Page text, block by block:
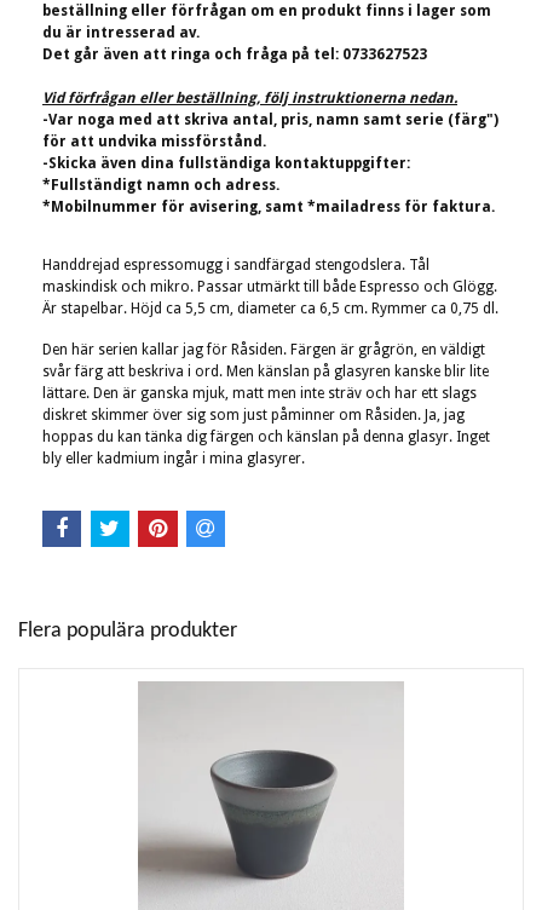
beställning eller förfrågan om en produkt finns i lager som
du är intresserad av.
Det går även att ringa och fråga på tel: 0733627523
Vid förfrågan eller beställning, följ instruktionerna nedan.
-Var noga med att skriva antal, pris, namn samt serie (färg")
för att undvika missförstånd.
-Skicka även dina fullständiga kontaktuppgifter:
*Fullständigt namn och adress.
*Mobilnummer för avisering, samt *mailadress för faktura.
Handdrejad espressomugg i sandfärgad stengodslera. Tål
maskindisk och mikro. Passar utmärkt till både Espresso och Glögg.
Är stapelbar. Höjd ca 5,5 cm, diameter ca 6,5 cm. Rymmer ca 0,75 dl.
Den här serien kallar jag för Råsiden. Färgen är grågrön, en väldigt
svår färg att beskriva i ord. Men känslan på glasyren kanske blir lite
lättare. Den är ganska mjuk, matt men inte sträv och har ett slags
diskret skimmer över sig som just påminner om Råsiden. Ja, jag
hoppas du kan tänka dig färgen och känslan på denna glasyr. Inget
bly eller kadmium ingår i mina glasyrer.
Flera populära produkter